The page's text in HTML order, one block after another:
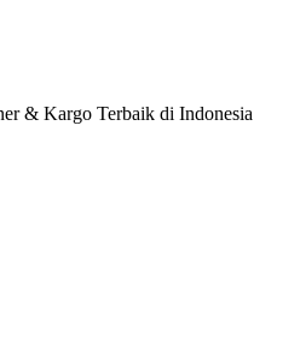
& Kargo Terbaik di Indonesia